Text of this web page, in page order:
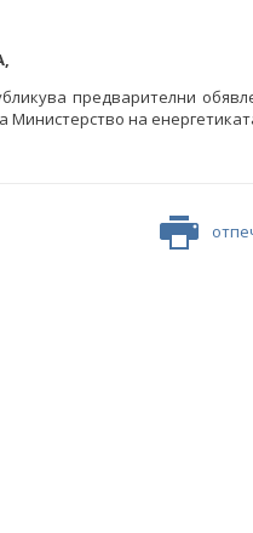
предварителни
на